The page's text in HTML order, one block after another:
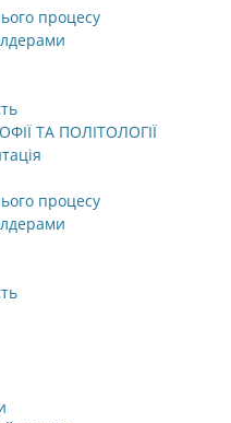
процесу
ТА ПОЛІТОЛОГІЇ
процесу